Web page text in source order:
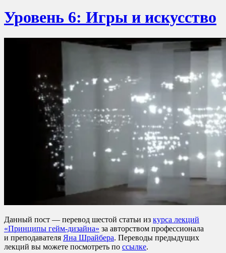
Уровень 6: Игры и искусство
Данный пост — перевод шестой статьи из курса лекций
«Принципы гейм-дизайна» за авторством профессионала
и преподавателя Яна Шрайбера. Переводы предыдущих
лекций вы можете посмотреть по ссылке.